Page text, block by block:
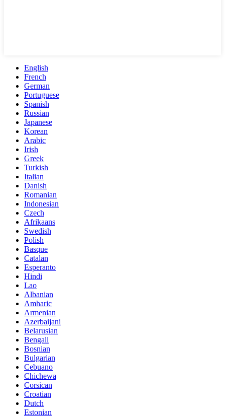
English
French
German
Portuguese
Spanish
Russian
Japanese
Korean
Arabic
Irish
Greek
Turkish
Italian
Danish
Romanian
Indonesian
Czech
Afrikaans
Swedish
Polish
Basque
Catalan
Esperanto
Hindi
Lao
Albanian
Amharic
Armenian
Azerbaijani
Belarusian
Bengali
Bosnian
Bulgarian
Cebuano
Chichewa
Corsican
Croatian
Dutch
Estonian